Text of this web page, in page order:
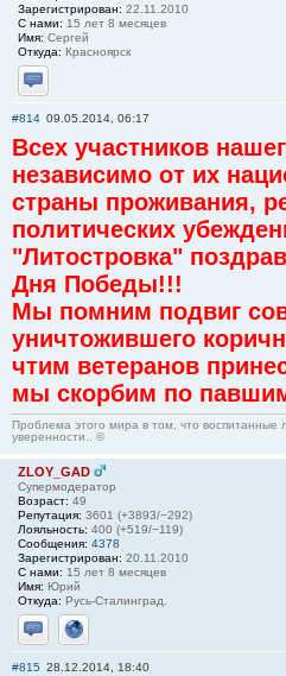
Зарегистрирован: 22.11.2010
С нами: 15 лет 8 месяцев
Имя: Сергей
Откуда: Красноярск
Отправить личное сообщение
#814 09.05.2014, 06:17
Всех участников
независимо от их
страны проживания,
политических
"Литостровка"
Дня Победы!!!
Мы помним подвиг
уничтожившего
чтим ветеранов
мы скорбим по
Проблема этого мира в том, что
уверенности.. ©
ZLOY_GAD
Супермодератор
Возраст: 49
Репутация: 3601 (+3893/−292)
Лояльность: 400 (+519/−119)
Сообщения: 4378
Зарегистрирован: 20.11.2010
С нами: 15 лет 8 месяцев
Имя: Юрий
Откуда: Русь-Сталинград.
Отправить личное сообщение
Сайт
#815 28.12.2014, 18:40